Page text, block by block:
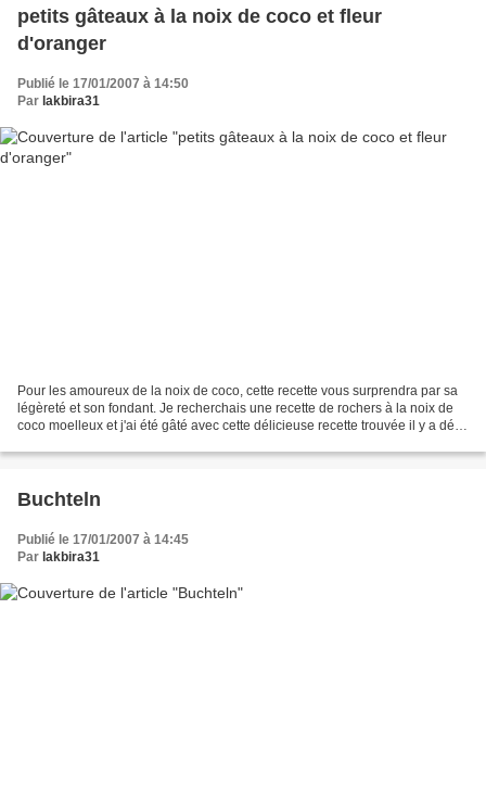
petits gâteaux à la noix de coco et fleur
d'oranger
Publié le 17/01/2007 à 14:50
Par lakbira31
Pour les amoureux de la noix de coco, cette recette vous surprendra par sa
légèreté et son fondant. Je recherchais une recette de rochers à la noix de
coco moelleux et j'ai été gâté avec cette délicieuse recette trouvée il y a déjà
Buchteln
Publié le 17/01/2007 à 14:45
Par lakbira31